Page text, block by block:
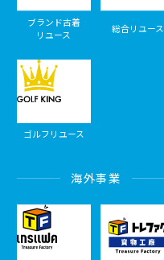
ブランド古着
リユース
総合リユース
ゴルフリユース
海外事業